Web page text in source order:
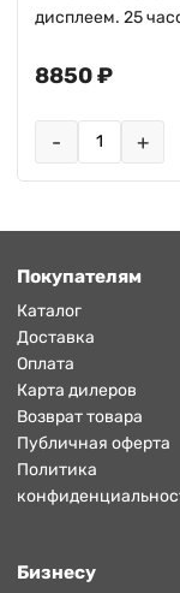
дисплеем. 25
8850 ₽
- +
Покупателям
Каталог
Доставка
Оплата
Карта дилеров
Возврат товара
Публичная оферта
Политика
Бизнесу